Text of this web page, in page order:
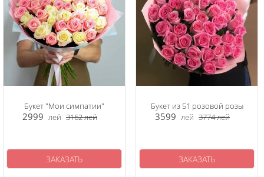
Букет "Мои симпатии"
2999 лей 3162лей
ЗАКАЗАТЬ
Букет из 51 розовой розы
3599 лей 3774лей
ЗАКАЗАТЬ